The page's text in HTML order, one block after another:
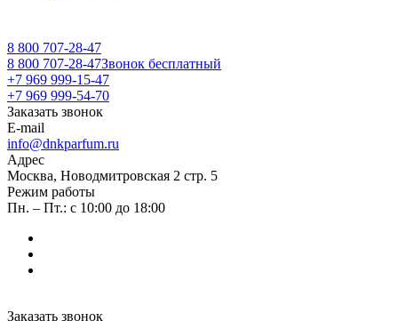
8 800 707-28-47
8 800 707-28-47Звонок бесплатный
+7 969 999-15-47
+7 969 999-54-70
Заказать звонок
E-mail
info@dnkparfum.ru
Адрес
Москва, Новодмитровская 2 стр. 5
Режим работы
Пн. – Пт.: с 10:00 до 18:00
Заказать звонок